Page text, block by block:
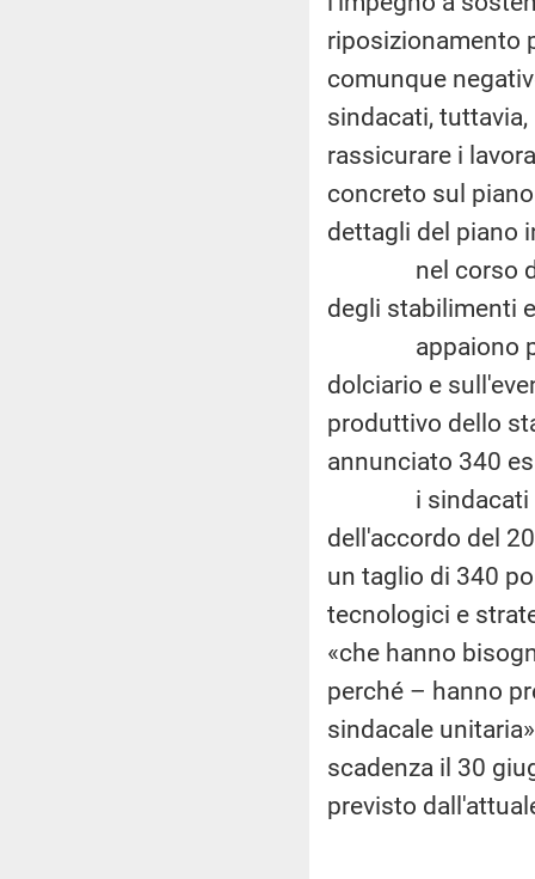
riposizionamento
comunque
sindacati,
rassicurare i
concreto sul
dettagli del piano
nel corso degli
degli stabilimenti
appaiono più
dolciario e
produttivo dello
annunciato 340
i sindacati
dell'accordo del
un taglio di 340
tecnologici e
«che hanno
perché – hanno
sindacale
scadenza il 30
previsto